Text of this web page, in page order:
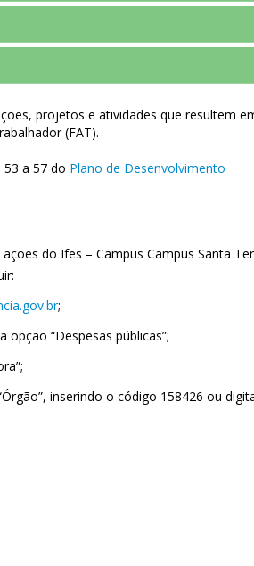
projetos e atividades que resultem
(FAT).
a 57 do Plano de Desenvolvimento
do Ifes – Campus Campus Santa
;
opção “Despesas públicas”;
inserindo o código 158426 ou